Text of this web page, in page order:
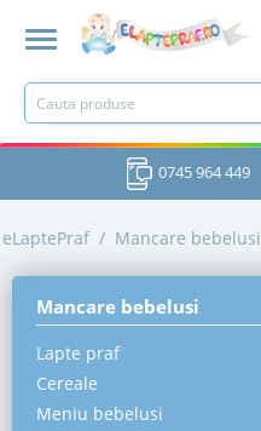
0745 964 449
eLaptePraf / Mancare bebelusi
Mancare bebelusi
Lapte praf
Cereale
Meniu bebelusi